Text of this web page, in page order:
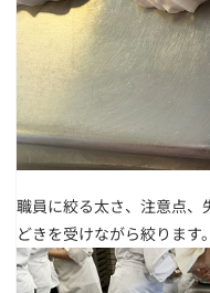
職員に絞る太さ、注意点、
どきを受けながら絞ります。